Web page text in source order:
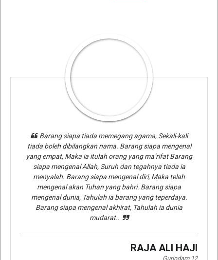
Barang siapa tiada memegang agama, Sekali-kali
tiada boleh dibilangkan nama. Barang siapa mengenal
yang empat, Maka ia itulah orang yang ma’rifat Barang
siapa mengenal Allah, Suruh dan tegahnya tiada ia
menyalah. Barang siapa mengenal diri, Maka telah
mengenal akan Tuhan yang bahri. Barang siapa
mengenal dunia, Tahulah ia barang yang teperdaya.
Barang siapa mengenal akhirat, Tahulah ia dunia
mudarat..
RAJA ALI HAJI
Gurindam 12